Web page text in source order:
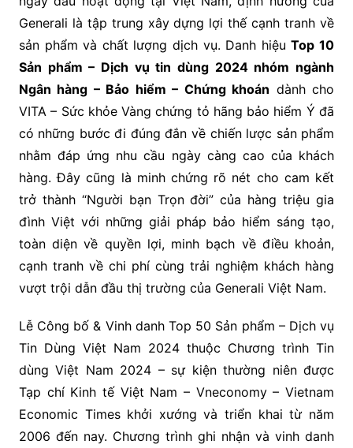
Generali là tập trung xây dựng lợi thế cạnh tranh về
sản phẩm và chất lượng dịch vụ. Danh hiệuTop 10
Sản phẩm – Dịch vụ tin dùng 2024 nhóm ngành
Ngân hàng – Bảo hiểm – Chứng khoán dành cho
VITA – Sức khỏe Vàng chứng tỏ hãng bảo hiểm Ý đã
có những bước đi đúng đắn về chiến lược sản phẩm
nhằm đáp ứng nhu cầu ngày càng cao của khách
hàng. Đây cũng là minh chứng rõ nét cho cam kết
trở thành “Người bạn Trọn đời” của hàng triệu gia
đình Việt với những giải pháp bảo hiểm sáng tạo,
toàn diện về quyền lợi, minh bạch về điều khoản,
cạnh tranh về chi phí cùng trải nghiệm khách hàng
vượt trội dẫn đầu thị trường của Generali Việt Nam.
Lễ Công bố & Vinh danh Top 50 Sản phẩm – Dịch vụ
Tin Dùng Việt Nam 2024 thuộc Chương trình Tin
dùng Việt Nam 2024 – sự kiện thường niên được
Tạp chí Kinh tế Việt Nam – Vneconomy – Vietnam
Economic Times khởi xướng và triển khai từ năm
2006 đến nay. Chương trình ghi nhận và vinh danh